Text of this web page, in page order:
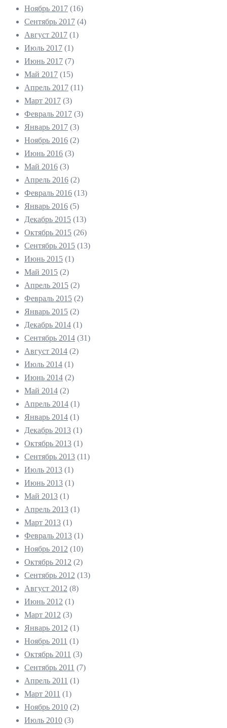
Ноябрь 2017 (16)
Сентябрь 2017 (4)
Август 2017 (1)
Июль 2017 (1)
Июнь 2017 (7)
Май 2017 (15)
Апрель 2017 (11)
Март 2017 (3)
Февраль 2017 (3)
Январь 2017 (3)
Ноябрь 2016 (2)
Июнь 2016 (3)
Май 2016 (3)
Апрель 2016 (2)
Февраль 2016 (13)
Январь 2016 (5)
Декабрь 2015 (13)
Октябрь 2015 (26)
Сентябрь 2015 (13)
Июнь 2015 (1)
Май 2015 (2)
Апрель 2015 (2)
Февраль 2015 (2)
Январь 2015 (2)
Декабрь 2014 (1)
Сентябрь 2014 (31)
Август 2014 (2)
Июль 2014 (1)
Июнь 2014 (2)
Май 2014 (2)
Апрель 2014 (1)
Январь 2014 (1)
Декабрь 2013 (1)
Октябрь 2013 (1)
Сентябрь 2013 (11)
Июль 2013 (1)
Июнь 2013 (1)
Май 2013 (1)
Апрель 2013 (1)
Март 2013 (1)
Февраль 2013 (1)
Ноябрь 2012 (10)
Октябрь 2012 (2)
Сентябрь 2012 (13)
Август 2012 (8)
Июнь 2012 (1)
Март 2012 (3)
Январь 2012 (1)
Ноябрь 2011 (1)
Октябрь 2011 (3)
Сентябрь 2011 (7)
Апрель 2011 (1)
Март 2011 (1)
Ноябрь 2010 (2)
Июль 2010 (3)